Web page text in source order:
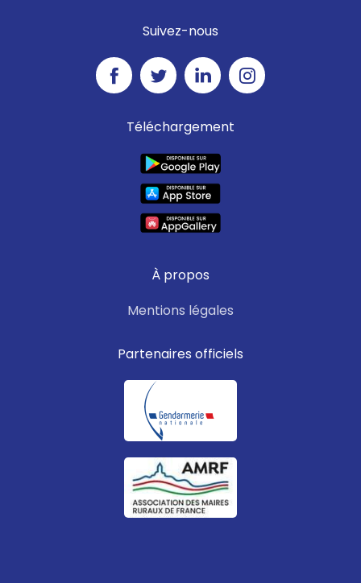
Suivez-nous
Téléchargement
À propos
Mentions légales
Partenaires officiels